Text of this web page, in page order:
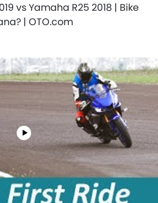
vs Yamaha R25 2018 | Bike
| OTO.com